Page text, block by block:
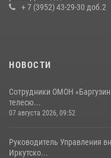
условных диверсионных
+ 7 (3952) 43-29-30 доб.2
НОВОСТИ
Сотрудники ОМОН
телесю...
07 августа 2026, 09:52
Руководитель Управления
Иркутско...